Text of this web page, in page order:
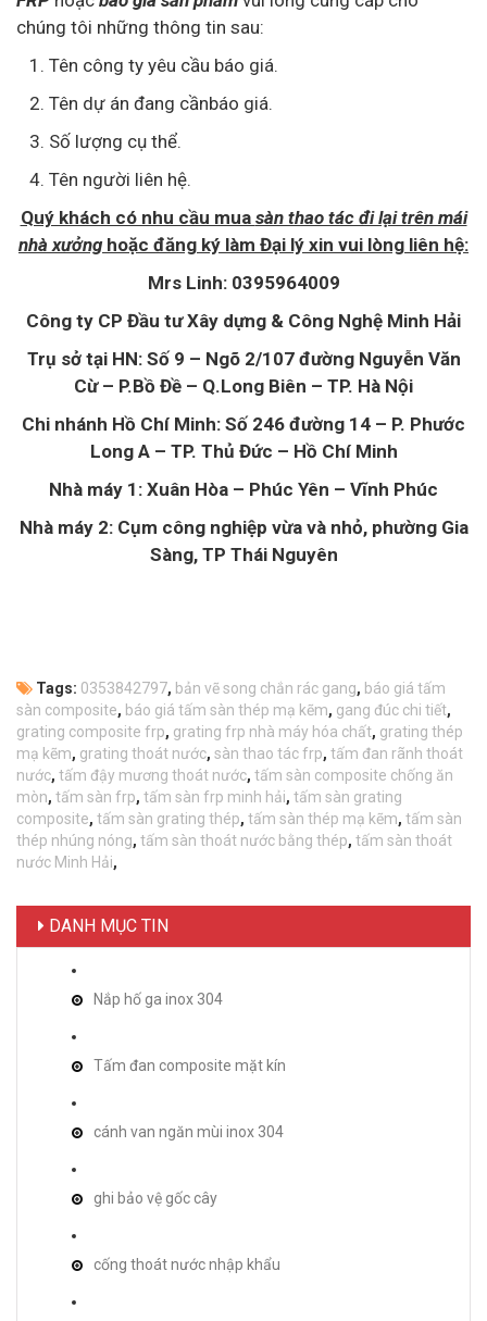
chúng tôi những thông tin sau:
1. Tên công ty yêu cầu báo giá.
2. Tên dự án đang cầnbáo giá.
3. Số lượng cụ thể.
4. Tên người liên hệ.
Quý khách có nhu cầu mua sàn thao tác đi lại trên mái
nhà xưởnghoặc đăng ký làm Đại lý xin vui lòng liên hệ:
Mrs Linh: 0395964009
Công ty CP Đầu tư Xây dựng & Công Nghệ Minh Hải
Trụ sở tại HN: Số 9 – Ngõ 2/107 đường Nguyễn Văn
Cừ – P.Bồ Đề – Q.Long Biên – TP. Hà Nội
Chi nhánh Hồ Chí Minh: Số 246 đường 14 – P. Phước
Long A – TP. Thủ Đức – Hồ Chí Minh
Nhà máy 1: Xuân Hòa – Phúc Yên – Vĩnh Phúc
Nhà máy 2: Cụm công nghiệp vừa và nhỏ, phường Gia
Sàng, TP Thái Nguyên
Tags: 0353842797, bản vẽ song chắn rác gang, báo giá tấm
sàn composite, báo giá tấm sàn thép mạ kẽm, gang đúc chi tiết,
grating composite frp, grating frp nhà máy hóa chất, grating thép
mạ kẽm, grating thoát nước, sàn thao tác frp, tấm đan rãnh thoát
nước, tấm đậy mương thoát nước, tấm sàn composite chống ăn
mòn, tấm sàn frp, tấm sàn frp minh hải, tấm sàn grating
composite, tấm sàn grating thép, tấm sàn thép mạ kẽm, tấm sàn
thép nhúng nóng, tấm sàn thoát nước bằng thép, tấm sàn thoát
nước Minh Hải,
DANH MỤC TIN
Nắp hố ga inox 304
Tấm đan composite mặt kín
cánh van ngăn mùi inox 304
ghi bảo vệ gốc cây
cống thoát nước nhập khẩu